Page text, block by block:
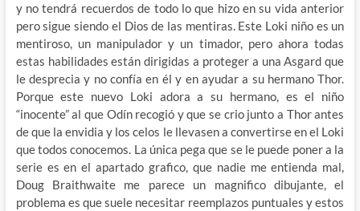
y no tendrá recuerdos de todo lo que hizo en su vida anterior
pero sigue siendo el Dios de las mentiras. Este Loki niño es un
mentiroso, un manipulador y un timador, pero ahora todas
estas habilidades están dirigidas a proteger a una Asgard que
le desprecia y no confía en él y en ayudar a su hermano Thor.
Porque este nuevo Loki adora a su hermano, es el niño
“inocente” al que Odín recogió y que se crio junto a Thor antes
de que la envidia y los celos le llevasen a convertirse en el Loki
que todos conocemos. La única pega que se le puede poner a la
serie es en el apartado grafico, que nadie me entienda mal,
Doug Braithwaite me parece un magnifico dibujante, el
problema es que suele necesitar reemplazos puntuales y estos